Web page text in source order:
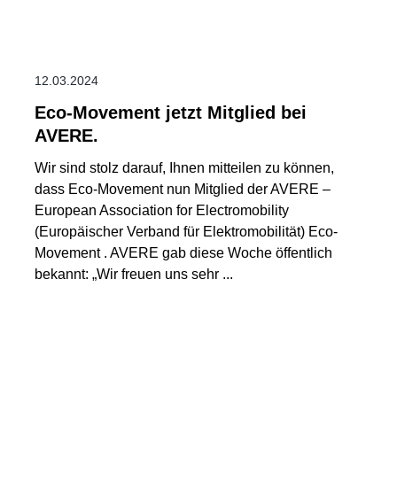
12.03.2024
Eco-Movement jetzt Mitglied bei
AVERE.
Wir sind stolz darauf, Ihnen mitteilen zu können,
dass Eco-Movement nun Mitglied der AVERE –
European Association for Electromobility
(Europäischer Verband für Elektromobilität) Eco-
Movement . AVERE gab diese Woche öffentlich
bekannt: „Wir freuen uns sehr ...